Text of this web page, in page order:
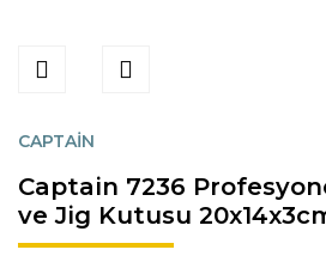
CAPTAİN
Captain 7236
ve Jig Kutusu